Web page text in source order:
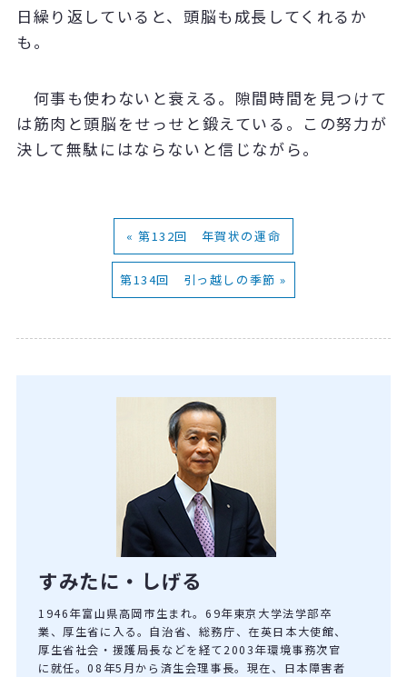
日繰り返していると、頭脳も成長してくれるか
も。
何事も使わないと衰える。隙間時間を見つけて
は筋肉と頭脳をせっせと鍛えている。この努力が
決して無駄にはならないと信じながら。
« 第132回 年賀状の運命
第134回 引っ越しの季節 »
すみたに・しげる
1946年富山県高岡市生まれ。69年東京大学法学部卒
業、厚生省に入る。自治省、総務庁、在英日本大使館、
厚生省社会・援護局長などを経て2003年環境事務次官
に就任。08年5月から済生会理事長。現在、日本障害者